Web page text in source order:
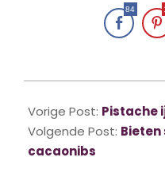
84
07-
05
Vorige Post: Pistache
Volgende Post:
cacaonibs